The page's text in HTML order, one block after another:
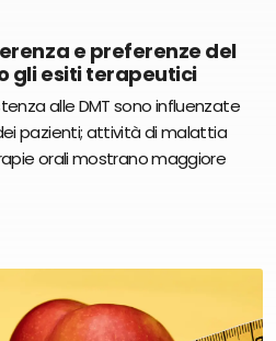
e preferenze del
gli esiti terapeutici
alle DMT sono influenzate
pazienti; attività di malattia
orali mostrano maggiore